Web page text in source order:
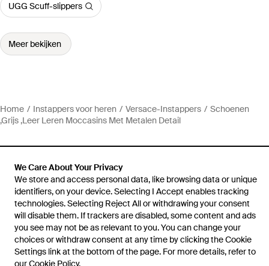
We Care About Your Privacy
We store and access personal data, like browsing data or unique
identifiers, on your device. Selecting I Accept enables tracking
technologies. Selecting Reject All or withdrawing your consent
will disable them. If trackers are disabled, some content and ads
you see may not be as relevant to you. You can change your
choices or withdraw consent at any time by clicking the Cookie
Settings link at the bottom of the page. For more details, refer to
ourCookie Policy.
UGG Scuff-slippers
Meer bekijken
Home Instappers voor heren Versace-Instappers
Schoenen
,Grijs ,Leer Leren Moccasins Met Metalen Detail
Hulp en informatie